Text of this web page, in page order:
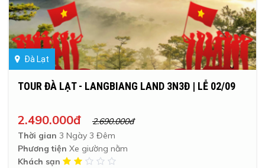
Đà Lạt
TOUR ĐÀ LẠT - LANGBIANG LAND 3N3Đ | LỄ 02/09
2.490.000đ
2.690.000đ
Thời gian 3 Ngày 3 Đêm
Phương tiện Xe giường nằm
Khách sạn